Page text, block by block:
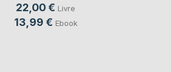
22,00 € Livre
13,99 € Ebook